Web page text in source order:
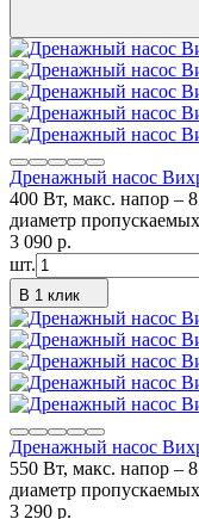
Дренажный насос
400 Вт, макс. напор –
диаметр
3 090 p.
шт.
В 1 клик
Дренажный насос
550 Вт, макс. напор –
диаметр
3 290 p.